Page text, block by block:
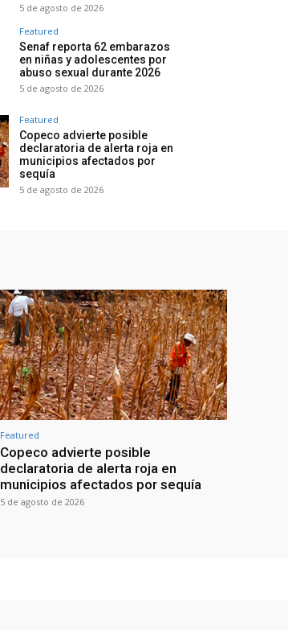
5 de agosto de 2026
Featured
Senaf reporta 62 embarazos
en niñas y adolescentes por
abuso sexual durante 2026
5 de agosto de 2026
Featured
Copeco advierte posible
declaratoria de alerta roja en
municipios afectados por
sequía
5 de agosto de 2026
Featured
Copeco advierte posible
declaratoria de alerta roja en
municipios afectados por sequía
5 de agosto de 2026